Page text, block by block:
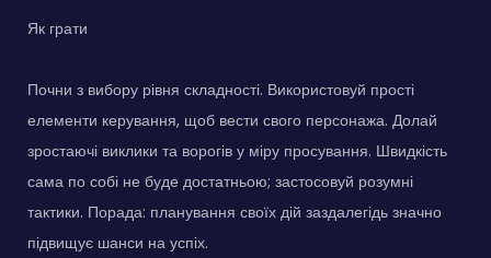
Як грати
Почни з вибору рівня складності. Використовуй прості
елементи керування, щоб вести свого персонажа. Долай
зростаючі виклики та ворогів у міру просування. Швидкість
сама по собі не буде достатньою; застосовуй розумні
тактики. Порада: планування своїх дій заздалегідь значно
підвищує шанси на успіх.